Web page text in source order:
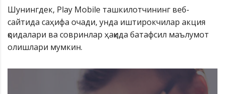
Шунингдек, Play Mobile ташкилотчининг веб-
сайтида саҳифа очади, унда иштирокчилар акция
қоидалари ва совринлар ҳақида батафсил маълумот
олишлари мумкин.